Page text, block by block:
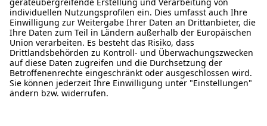
ALDI TALK WEBSHOP
ALDI TALK MOBILFUNK
HILFE-THEMEN
ALDI SERVICES